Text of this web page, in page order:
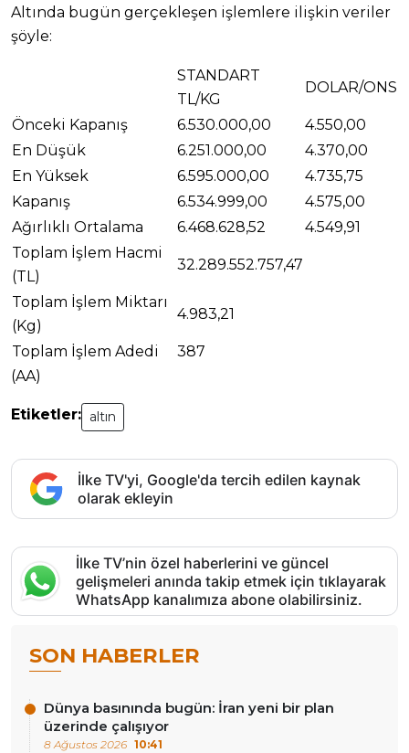
Altında bugün gerçekleşen işlemlere ilişkin veriler
şöyle:
STANDART
TL/KG
DOLAR/ONS
Önceki Kapanış 6.530.000,00
4.550,00
En Düşük
6.251.000,00
4.370,00
En Yüksek
6.595.000,00
4.735,75
Kapanış
6.534.999,00
4.575,00
Ağırlıklı Ortalama
6.468.628,52
4.549,91
Toplam İşlem Hacmi
(TL)
32.289.552.757,47
Toplam İşlem Miktarı
(Kg)
4.983,21
Toplam İşlem Adedi
387
(AA)
Etiketler: altın
İlke TV'yi, Google'da tercih edilen kaynak
olarak ekleyin
İlke TV’nin özel haberlerini ve güncel
gelişmeleri anında takip etmek için tıklayarak
WhatsApp kanalımıza abone olabilirsiniz.
SON HABERLER
Dünya basınında bugün: İran yeni bir plan
üzerinde çalışıyor
8 Ağustos 2026 10:41